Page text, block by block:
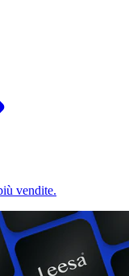
vendite.